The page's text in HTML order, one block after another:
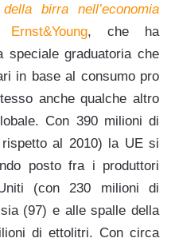
birra nell’economia
Ernst&Young, che ha
speciale graduatoria che
in base al consumo pro
anche qualche altro
Con 390 milioni di
al 2010) la UE si
posto fra i produttori
(con 230 milioni di
(97) e alle spalle della
di ettolitri. Con circa